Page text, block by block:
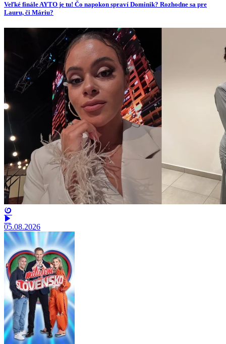
Veľké finále AYTO je tu! Čo napokon spraví Dominik? Rozhodne sa pre
Lauru, či Máriu?
05.08.2026